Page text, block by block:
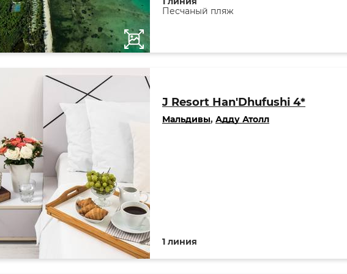
Песчаный пляж
J Resort Han'Dhufushi 4*
Мальдивы, Адду Атолл
1 линия